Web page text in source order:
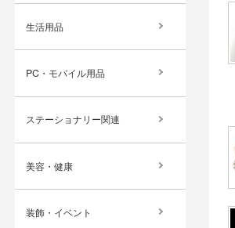
生活用品
PC・モバイル用品
ステーショナリー関連
美容・健康
装飾・イベント